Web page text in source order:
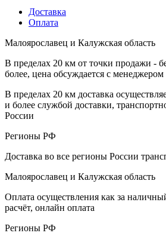
Доставка
Оплата
Малоярославец и Калужская область
В пределах 20 км от точки продажи -
более, цена обсуждается с менеджером
В пределах 20 км доставка
и более службой доставки,
России
Регионы РФ
Доставка во все регионы России
Малоярославец и Калужская область
Оплата осуществления как за
расчёт, онлайн оплата
Регионы РФ